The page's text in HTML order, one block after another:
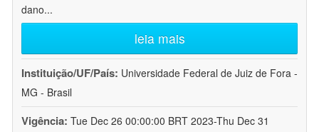
dano...
leia mais
Instituição/UF/País: Universidade Federal de Juiz de Fora -
MG - Brasil
Vigência: Tue Dec 26 00:00:00 BRT 2023-Thu Dec 31